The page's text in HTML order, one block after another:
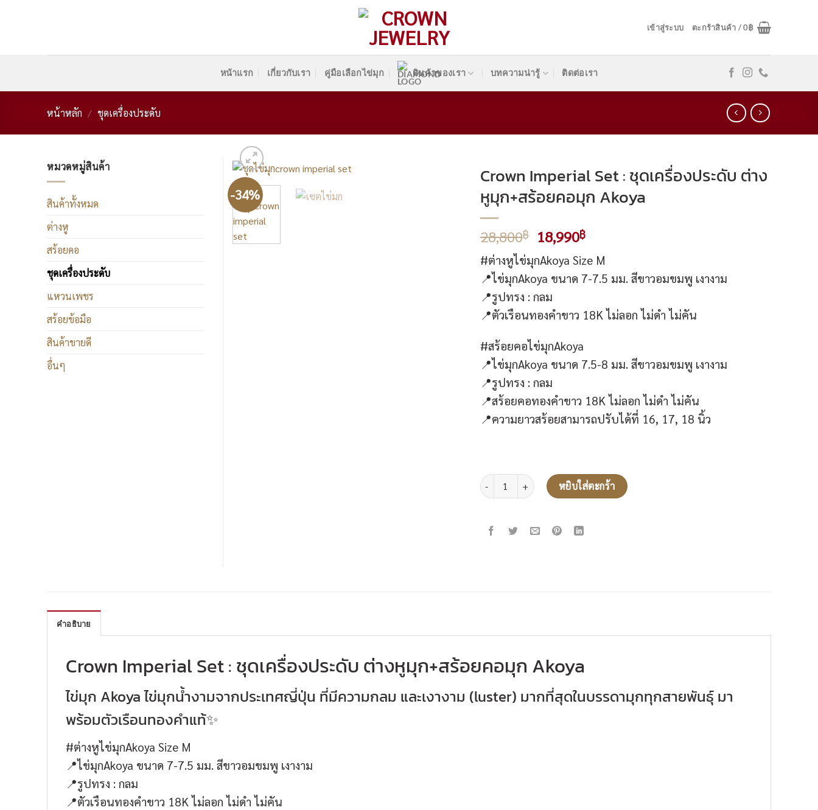
เข้าสู่ระบบ ตะกร้าสินค้า /0฿
หน้าแรก เกี่ยวกับเรา คู่มือเลือกไข่มุก สินค้าของเรา บทความน่ารู้ ติดต่อเรา
หน้าหลัก / ชุดเครื่องประดับ
-34%
Crown Imperial Set : ชุดเครื่องประดับ ต่าง
หูมุก+สร้อยคอมุก Akoya
28,800฿ Original
price
was:
28,800฿.
18,990฿Current
is:
18,990฿.
#ต่างหูไข่มุกAkoya Size M
📍ไข่มุกAkoya ขนาด 7-7.5 มม. สีขาวอมขมพู เงางาม
📍รูปทรง : กลม
📍ตัวเรือนทองคำขาว 18K ไม่ลอก ไม่ดำ ไม่คัน
#สร้อยคอไข่มุกAkoya
📍ไข่มุกAkoya ขนาด 7.5-8 มม. สีขาวอมขมพู เงางาม
📍รูปทรง : กลม
📍สร้อยคอทองคำขาว 18K ไม่ลอก ไม่ดำ ไม่คัน
📍ความยาวสร้อยสามารถปรับได้ที่ 16, 17, 18 นิ้ว
จำนวน Crown Imperial Set : ชุดเครื่องประดับ ต่างหูมุก+สร้อยคอมุก Akoya ชิ้น
หยิบใส่ตะกร้า
หมวดหมู่สินค้า
สินค้าทั้งหมด
ต่างหู
สร้อยคอ
ชุดเครื่องประดับ
แหวนเพชร
สร้อยข้อมือ
สินค้าขายดี
อื่นๆ
คำอธิบาย
Crown Imperial Set : ชุดเครื่องประดับ ต่างหูมุก+สร้อยคอมุก Akoya
ไข่มุก Akoya ไข่มุกน้ำงามจากประเทศญี่ปุ่น ที่มีความกลม และเงางาม (luster) มากที่สุดในบรรดามุกทุกสายพันธุ์ มา
พร้อมตัวเรือนทองคำแท้✨
#ต่างหูไข่มุกAkoya Size M
📍ไข่มุกAkoya ขนาด 7-7.5 มม. สีขาวอมขมพู เงางาม
📍รูปทรง : กลม
📍ตัวเรือนทองคำขาว 18K ไม่ลอก ไม่ดำ ไม่คัน